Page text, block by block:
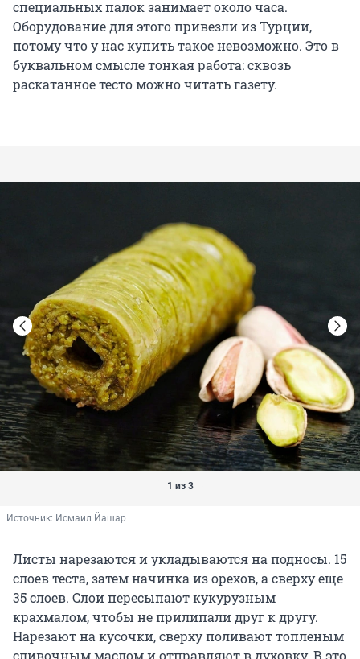
специальных палок занимает около часа.
Оборудование для этого привезли из Турции,
потому что у нас купить такое невозможно. Это в
буквальном смысле тонкая работа: сквозь
раскатанное тесто можно читать газету.
1 из 3
Источник: Исмаил Йашар
Листы нарезаются и укладываются на подносы. 15
слоев теста, затем начинка из орехов, а сверху еще
35 слоев. Слои пересыпают кукурузным
крахмалом, чтобы не прилипали друг к другу.
Нарезают на кусочки, сверху поливают топленым
сливочным маслом и отправляют в духовку. В это